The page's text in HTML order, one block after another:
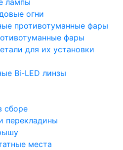
лампы
огни
противотуманные фары
фары
для их установки
Bi-LED линзы
сборе
перекладины
места